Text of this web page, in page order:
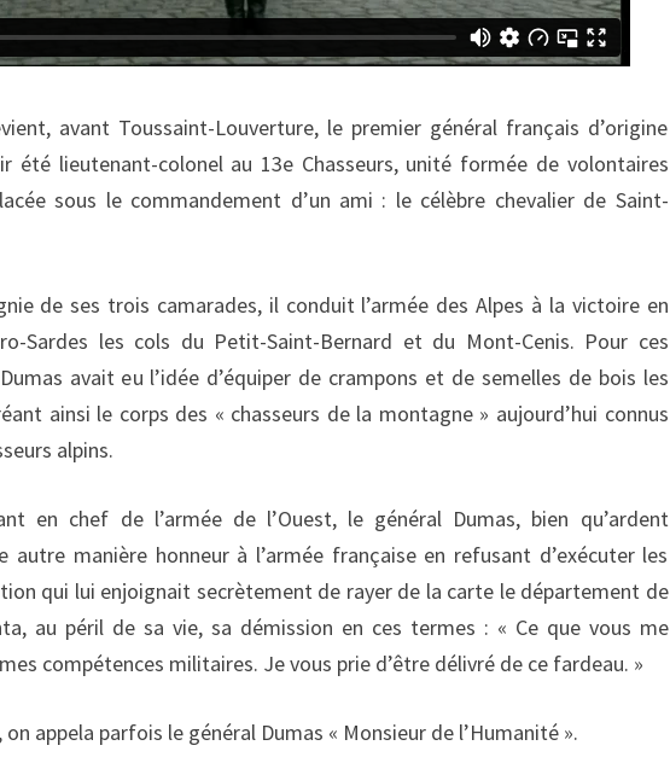
avant Toussaint-Louverture, le premier général français d’origine
été lieutenant-colonel au 13e Chasseurs, unité formée de volontaires
sous le commandement d’un ami : le célèbre chevalier de Saint-
de ses trois camarades, il conduit l’armée des Alpes à la victoire en
Sardes les cols du Petit-Saint-Bernard et du Mont-Cenis. Pour ces
avait eu l’idée d’équiper de crampons et de semelles de bois les
ainsi le corps des « chasseurs de la montagne » aujourd’hui connus
alpins.
en chef de l’armée de l’Ouest, le général Dumas, bien qu’ardent
autre manière honneur à l’armée française en refusant d’exécuter les
qui lui enjoignait secrètement de rayer de la carte le département de
au péril de sa vie, sa démission en ces termes : « Ce que vous me
compétences militaires. Je vous prie d’être délivré de ce fardeau. »
appela parfois le général Dumas « Monsieur de l’Humanité ».